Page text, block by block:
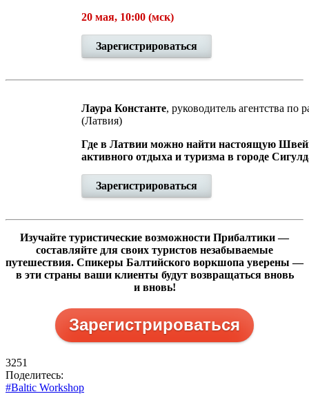
20 мая, 10:00 (мск)
Зарегистрироваться
Лаура Константе, руководитель агентства по
(Латвия)
Где в Латвии можно найти настоящую
активного отдыха и туризма в городе
Зарегистрироваться
Изучайте туристические возможности Прибалтики —
составляйте для своих туристов незабываемые
путешествия. Спикеры Балтийского воркшопа уверены —
в эти страны ваши клиенты будут возвращаться вновь
и вновь!
Зарегистрироваться
3251
Поделитесь:
#Baltic Workshop